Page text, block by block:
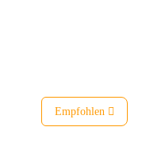
Empfohlen